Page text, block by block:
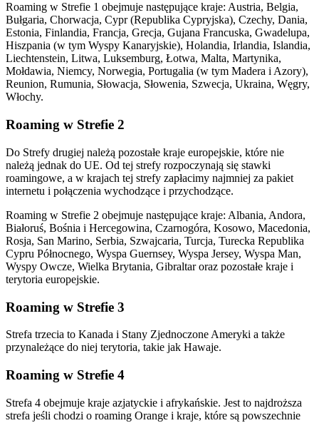
Roaming w Strefie 1 obejmuje następujące kraje: Austria, Belgia,
Bułgaria, Chorwacja, Cypr (Republika Cypryjska), Czechy, Dania,
Estonia, Finlandia, Francja, Grecja, Gujana Francuska, Gwadelupa,
Hiszpania (w tym Wyspy Kanaryjskie), Holandia, Irlandia, Islandia,
Liechtenstein, Litwa, Luksemburg, Łotwa, Malta, Martynika,
Mołdawia, Niemcy, Norwegia, Portugalia (w tym Madera i Azory),
Reunion, Rumunia, Słowacja, Słowenia, Szwecja, Ukraina, Węgry,
Włochy.
Roaming w Strefie 2
Do Strefy drugiej należą pozostałe kraje europejskie, które nie
należą jednak do UE. Od tej strefy rozpoczynają się stawki
roamingowe, a w krajach tej strefy zapłacimy najmniej za pakiet
internetu i połączenia wychodzące i przychodzące.
Roaming w Strefie 2 obejmuje następujące kraje: Albania, Andora,
Białoruś, Bośnia i Hercegowina, Czarnogóra, Kosowo, Macedonia,
Rosja, San Marino, Serbia, Szwajcaria, Turcja, Turecka Republika
Cypru Północnego, Wyspa Guernsey, Wyspa Jersey, Wyspa Man,
Wyspy Owcze, Wielka Brytania, Gibraltar oraz pozostałe kraje i
terytoria europejskie.
Roaming w Strefie 3
Strefa trzecia to Kanada i Stany Zjednoczone Ameryki a także
przynależące do niej terytoria, takie jak Hawaje.
Roaming w Strefie 4
Strefa 4 obejmuje kraje azjatyckie i afrykańskie. Jest to najdroższa
strefa jeśli chodzi o roaming Orange i kraje, które są powszechnie